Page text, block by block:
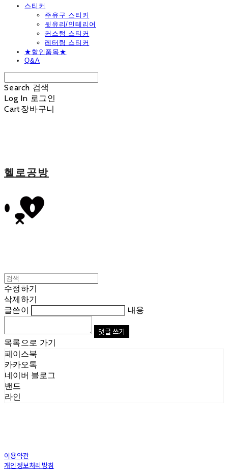
스티커
주유구 스티커
뒷유리/인테리어
커스텀 스티커
레터링 스티커
★할인품목★
Q&A
Search 검색
Log In 로그인
Cart장바구니
헬로공방
수정하기
삭제하기
글쓴이
내용
댓글 쓰기
목록으로 가기
페이스북
카카오톡
네이버 블로그
밴드
라인
이용약관
개인정보처리방침